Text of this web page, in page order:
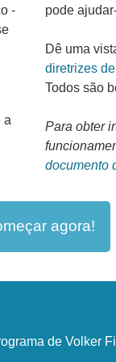
-
a
pode
Dê uma
diretrizes
Todos são
Para obter
documento
agora!
de Volker